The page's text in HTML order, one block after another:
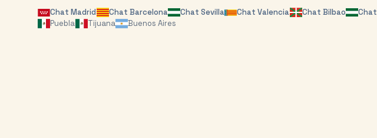
ChatMadrid Chat Barcelona Chat Sevilla ChatValencia Chat Bilbao Chat
Puebla
Tijuana Buenos Aires